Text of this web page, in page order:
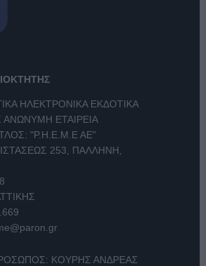
ΗΛΕΚΤΡΟΝΙΚΑ ΕΚΔΟΤΙΚΑ
ΕΤΑΙΡΕΙΑ
"Ρ.Η.Ε.Μ.Ε ΑΕ"
253, ΠΑΛΛΗΝΗ,
ΚΟΥΡΗΣ ΑΝΔΡΕΑΣ